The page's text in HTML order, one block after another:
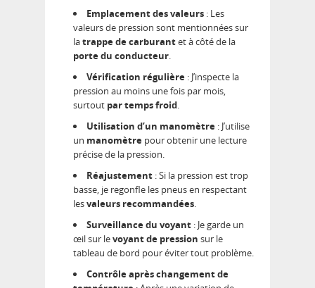
Emplacement des valeurs : Les
valeurs de pression sont mentionnées sur
latrappe de carburantet à côté de la
porte du conducteur.
Vérification régulière : J’inspecte la
pression au moins une fois par mois,
surtout par temps froid.
Utilisation d’un manomètre : J’utilise
un manomètre pour obtenir une lecture
précise de la pression.
Réajustement : Si la pression est trop
basse, je regonfle les pneus en respectant
lesvaleurs recommandées.
Surveillance du voyant : Je garde un
œil sur levoyant de pression sur le
tableau de bord pour éviter tout problème.
Contrôle après changement de